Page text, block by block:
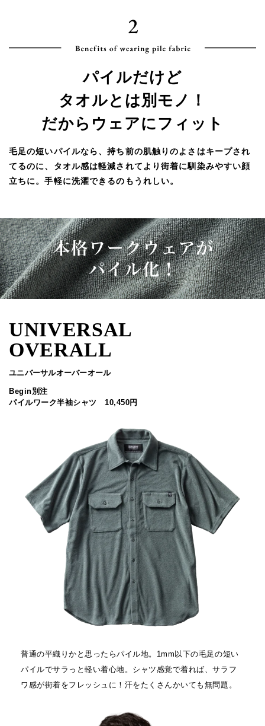
パイルだけど
タオルとは別モノ！
だからウェアにフィット
毛足の短いパイルなら、持ち前の肌触りのよさはキープされ
てるのに、タオル感は軽減されてより街着に馴染みやすい顔
立ちに。手軽に洗濯できるのもうれしい。
UNIVERSAL
OVERALL
ユニバーサルオーバーオール
Begin別注
パイルワーク半袖シャツ 10,450円
普通の平織りかと思ったらパイル地。1mm以下の毛足の短い
パイルでサラっと軽い着心地。シャツ感覚で着れば、サラフ
ワ感が街着をフレッシュに！汗をたくさんかいても無問題。